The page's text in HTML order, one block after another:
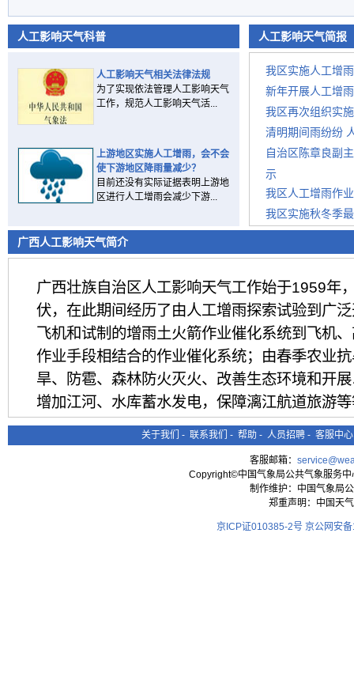
人工影响天气科普
人工影响天气相关法律法规
为了实现依法管理人工影响天气
工作，规范人工影响天气活...
上游地区实施人工增雨，会不会
使下游地区降雨量减少？
目前还没有实际证据表明上游地
区进行人工增雨会减少下游...
人工影响天气简报
我区实施人工增
新年开展人工增
我区再次组织实
清明期间雨纷纷
自治区陈章良副
示
我区人工增雨作
我区实施秋冬季
今冬我区打响火
广西人工影响天气简介
广西壮族自治区人工影响天气工作始于1959年
伏，在此期间经历了由人工增雨探索试验到广
飞机和试制的增雨土火箭作业催化系统到飞机
作业手段相结合的作业催化系统；由春季农业
旱、防雹、森林防火灭火、改善生态环境和开
增加江河、水库蓄水发电，保障漓江航道旅游
年作业等等的发展过程。进入21世纪后，特别
的重视、关心和大力支持下，广西人工影响天
求，不断加快建立现代化业务技术体系，加强
划，依靠科学技术发展人影事业，促进人影事
关于我们 - 联系我们 - 帮助 - 人员招聘 - 客服中心
客服邮箱：
Copyright©中国气象局公共气象服务
制作维护：中国气象局
郑重声明：中国天
京ICP证010385-2号 京公网安